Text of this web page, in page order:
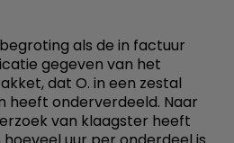
als de in factuur
gegeven van het
dat O. in een zestal
heeft onderverdeeld. Naar
van klaagster heeft